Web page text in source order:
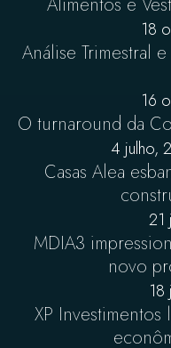
18
Análise Trimestral
16
O turnaround da
4 julho,
Casas Alea
21
MDIA3
novo
XP